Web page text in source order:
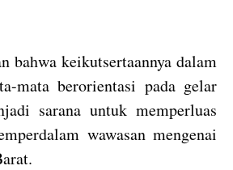
bahwa keikutsertaannya dalam
mata berorientasi pada gelar
sarana untuk memperluas
wawasan mengenai